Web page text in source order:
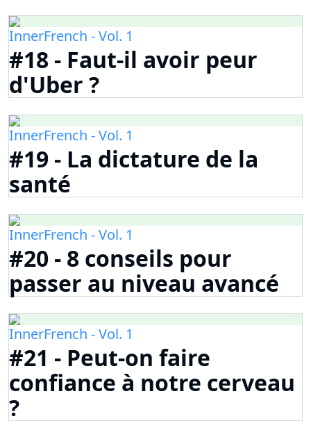
InnerFrench - Vol. 1
#18 - Faut-il avoir peur
d'Uber ?
InnerFrench - Vol. 1
#19 - La dictature de la
santé
InnerFrench - Vol. 1
#20 - 8 conseils pour
passer au niveau avancé
InnerFrench - Vol. 1
#21 - Peut-on faire
confiance à notre cerveau
?